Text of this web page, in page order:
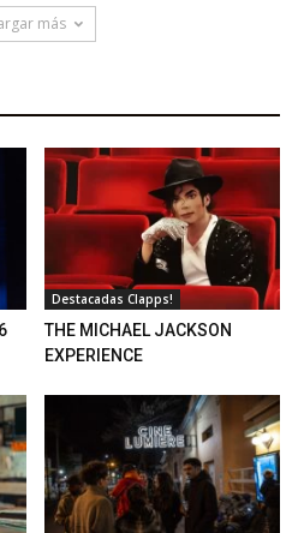
más
Destacadas Clapps!
THE MICHAEL JACKSON
EXPERIENCE